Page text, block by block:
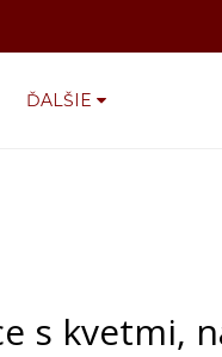
ĎALŠIE
s kvetmi,